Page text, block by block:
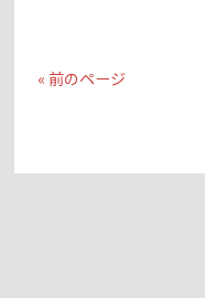
« 前のページ